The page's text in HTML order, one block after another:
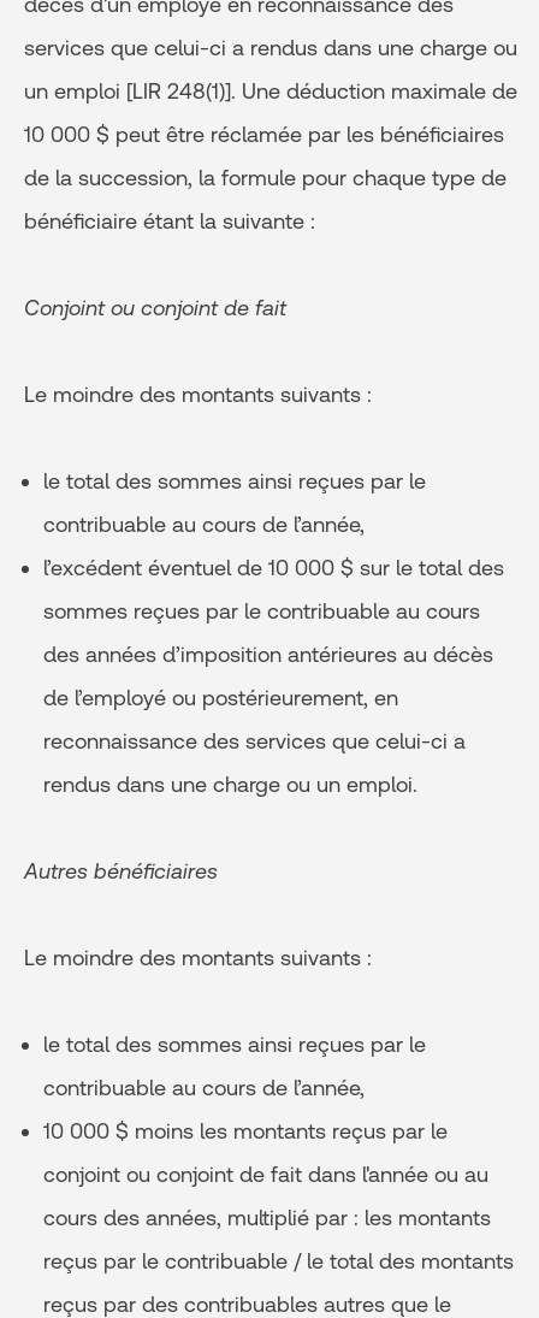
services que celui-ci a rendus dans une charge ou
un emploi [LIR 248(1)]. Une déduction maximale de
10 000 $ peut être réclamée par les bénéficiaires
de la succession, la formule pour chaque type de
bénéficiaire étant la suivante :
Conjoint ou conjoint de fait
Le moindre des montants suivants :
le total des sommes ainsi reçues par le
contribuable au cours de l’année,
l’excédent éventuel de 10 000 $ sur le total des
sommes reçues par le contribuable au cours
des années d’imposition antérieures au décès
de l’employé ou postérieurement, en
reconnaissance des services que celui-ci a
rendus dans une charge ou un emploi.
Autres bénéficiaires
Le moindre des montants suivants :
le total des sommes ainsi reçues par le
contribuable au cours de l’année,
10 000 $ moins les montants reçus par le
conjoint ou conjoint de fait dans l'année ou au
cours des années, multiplié par : les montants
reçus par le contribuable / le total des montants
reçus par des contribuables autres que le